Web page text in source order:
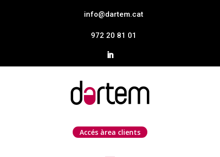
info@dartem.cat
972 20 81 01
Accés àrea clients